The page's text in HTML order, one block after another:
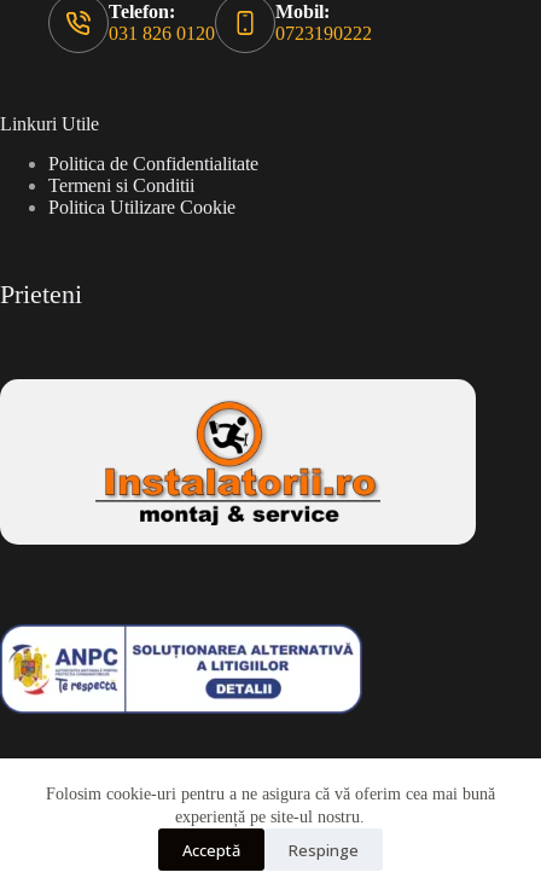
Folosim cookie-uri pentru a ne asigura că vă oferim cea mai bună
experiență pe site-ul nostru.
Acceptă Respinge
Telefon:
031 826 0120
Mobil:
0723190222
Linkuri Utile
Politica de Confidentialitate
Termeni si Conditii
Politica Utilizare Cookie
Prieteni
Drepturi de autor © 2026 - Dkbike.ropowered by